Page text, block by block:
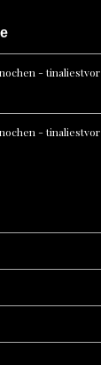
- tinaliestvor
- tinaliestvor